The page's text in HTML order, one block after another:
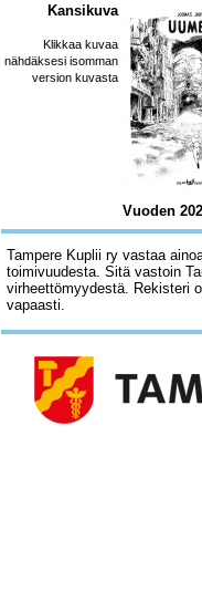
Kansikuva
Klikkaa kuvaa
nähdäksesi isomman
version kuvasta
Vuoden
Tampere Kuplii ry vastaa
toimivuudesta. Sitä vastoin
virheettömyydestä. Rekisteri
vapaasti.